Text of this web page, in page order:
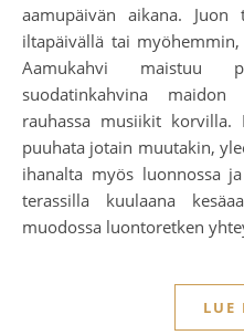
aamupäivän aikana.
iltapäivällä tai
Aamukahvi maistuu
suodatinkahvina
rauhassa musiikit
puuhata jotain muutakin,
ihanalta myös luonnossa
terassilla kuulaana
muodossa luontoretken
LUE